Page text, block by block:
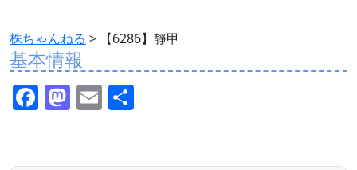
株ちゃんねる > 【6286】靜甲
基本情報
F M E